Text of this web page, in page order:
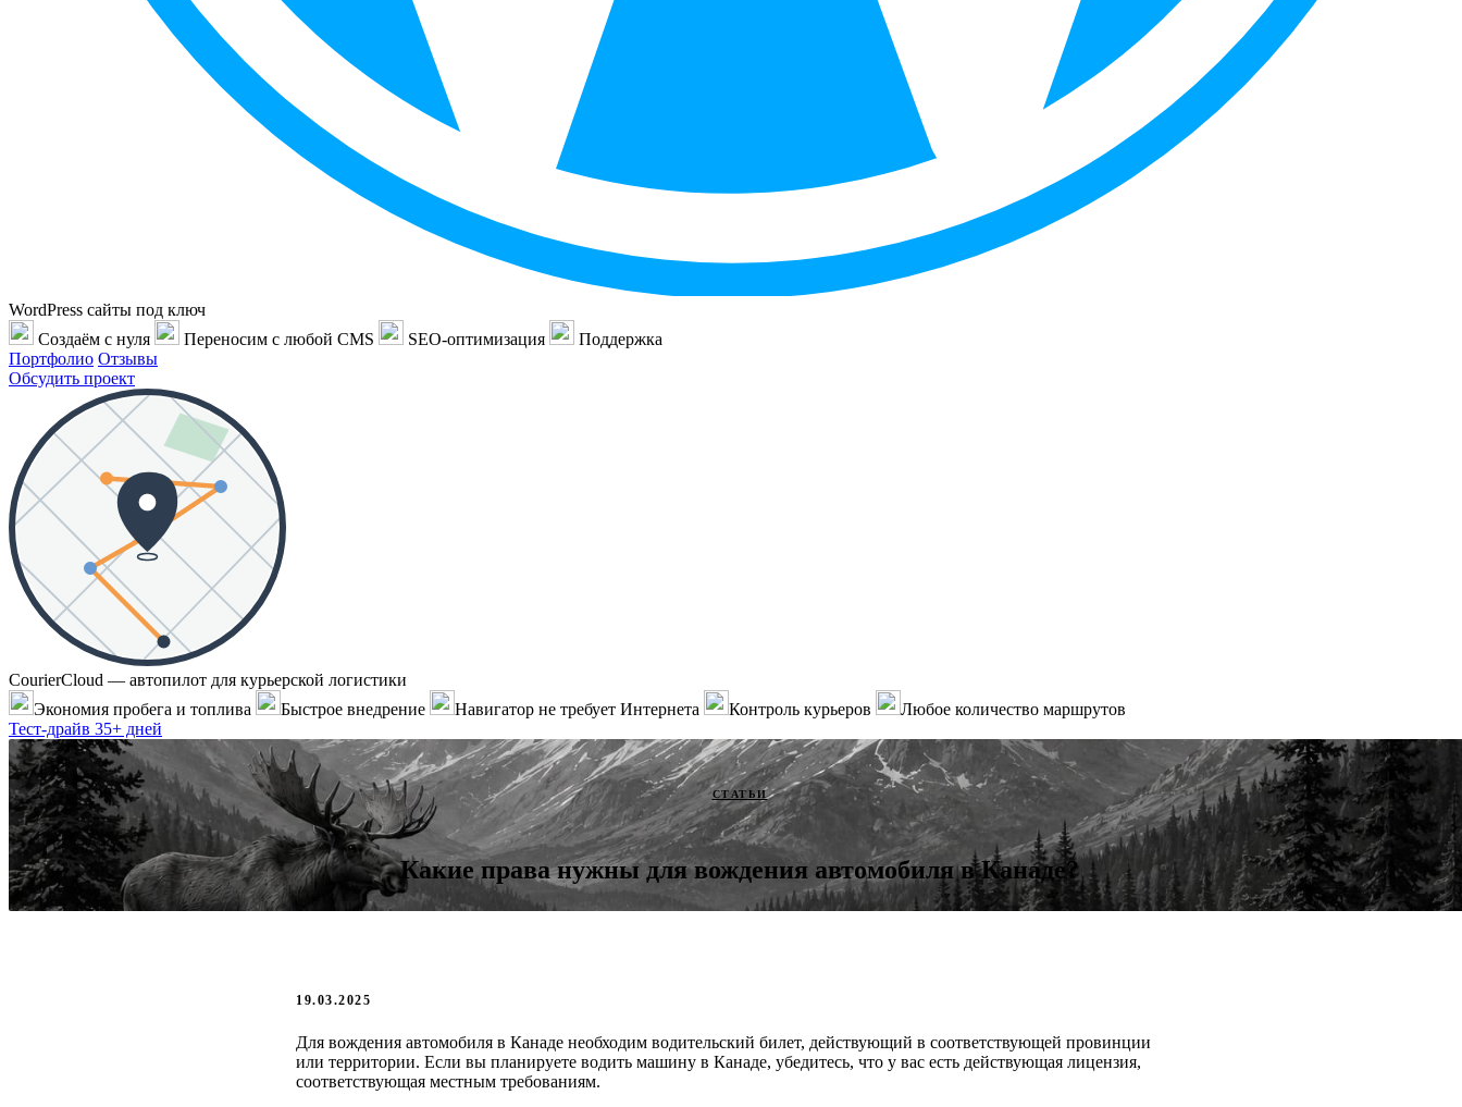
WordPress сайты под ключ
Создаём с нуля
Переносим с любой CMS SEO-оптимизация
Поддержка
Портфолио Отзывы
Обсудить проект
CourierCloud — автопилот для курьерской логистики
Экономия пробега и топлива
Быстрое внедрение Навигатор не требует Интернета Контроль курьеров
Любое количество маршрутов
Тест-драйв 35+ дней
СТАТЬИ
Какие права нужны для вождения автомобиля в Канаде?
19.03.2025
Для вождения автомобиля в Канаде необходим водительский билет, действующий в соответствующей провинции
или территории. Если вы планируете водить машину в Канаде, убедитесь, что у вас есть действующая лицензия,
соответствующая местным требованиям.